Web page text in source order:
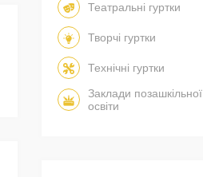
Театральні гуртки
Творчі гуртки
Технічні гуртки
Заклади позашкільної
освіти